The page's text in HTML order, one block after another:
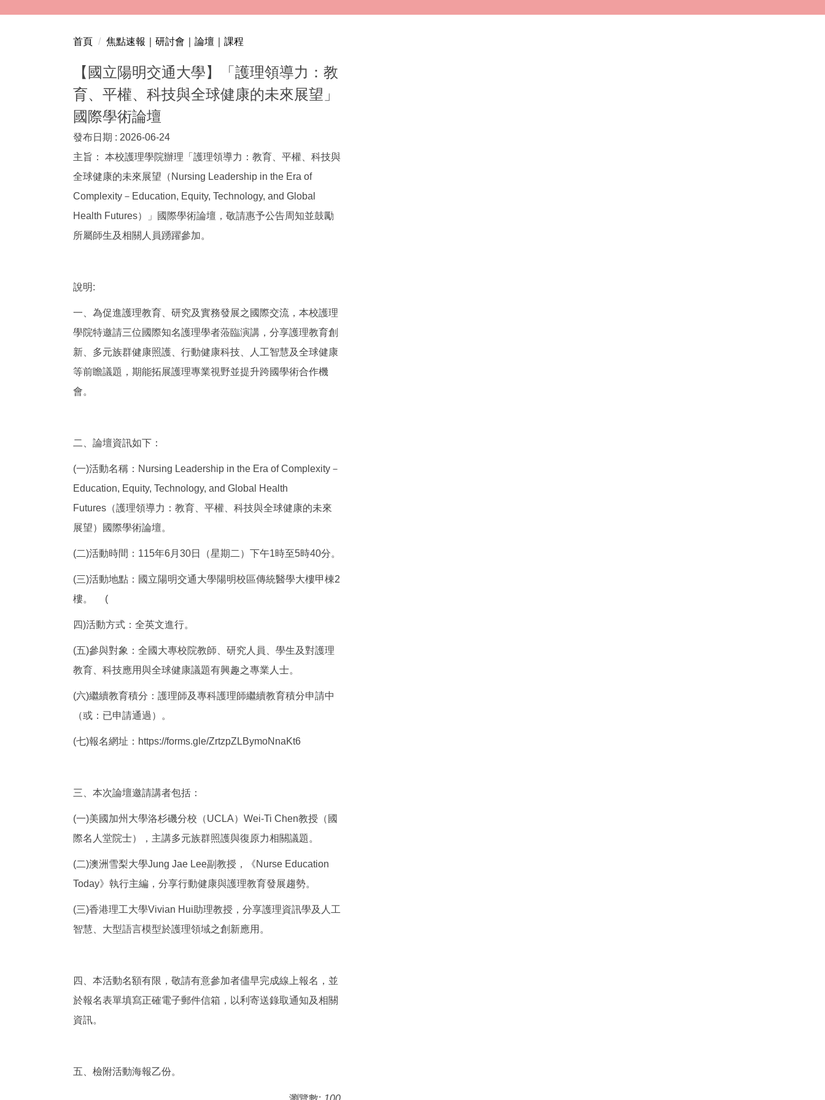
首頁 焦點速報｜研討會｜論壇｜課程
【國立陽明交通大學】「護理領導力：教
育、平權、科技與全球健康的未來展望」
國際學術論壇
發布日期 : 2026-06-24
主旨： 本校護理學院辦理「護理領導力：教育、平權、科技與
全球健康的未來展望（Nursing Leadership in the Era of
Complexity－Education, Equity, Technology, and Global
Health Futures）」國際學術論壇，敬請惠予公告周知並鼓勵
所屬師生及相關人員踴躍參加。
說明:
一、為促進護理教育、研究及實務發展之國際交流，本校護理
學院特邀請三位國際知名護理學者蒞臨演講，分享護理教育創
新、多元族群健康照護、行動健康科技、人工智慧及全球健康
等前瞻議題，期能拓展護理專業視野並提升跨國學術合作機
會。
二、論壇資訊如下：
(一)活動名稱：Nursing Leadership in the Era of Complexity－
Education, Equity, Technology, and Global Health
Futures（護理領導力：教育、平權、科技與全球健康的未來
展望）國際學術論壇。
(二)活動時間：115年6月30日（星期二）下午1時至5時40分。
(三)活動地點：國立陽明交通大學陽明校區傳統醫學大樓甲棟2
樓。 (
四)活動方式：全英文進行。
(五)參與對象：全國大專校院教師、研究人員、學生及對護理
教育、科技應用與全球健康議題有興趣之專業人士。
(六)繼續教育積分：護理師及專科護理師繼續教育積分申請中
（或：已申請通過）。
(七)報名網址：https://forms.gle/ZrtzpZLBymoNnaKt6
三、本次論壇邀請講者包括：
(一)美國加州大學洛杉磯分校（UCLA）Wei-Ti Chen教授（國
際名人堂院士），主講多元族群照護與復原力相關議題。
(二)澳洲雪梨大學Jung Jae Lee副教授，《Nurse Education
Today》執行主編，分享行動健康與護理教育發展趨勢。
(三)香港理工大學Vivian Hui助理教授，分享護理資訊學及人工
智慧、大型語言模型於護理領域之創新應用。
四、本活動名額有限，敬請有意參加者儘早完成線上報名，並
於報名表單填寫正確電子郵件信箱，以利寄送錄取通知及相關
資訊。
五、檢附活動海報乙份。